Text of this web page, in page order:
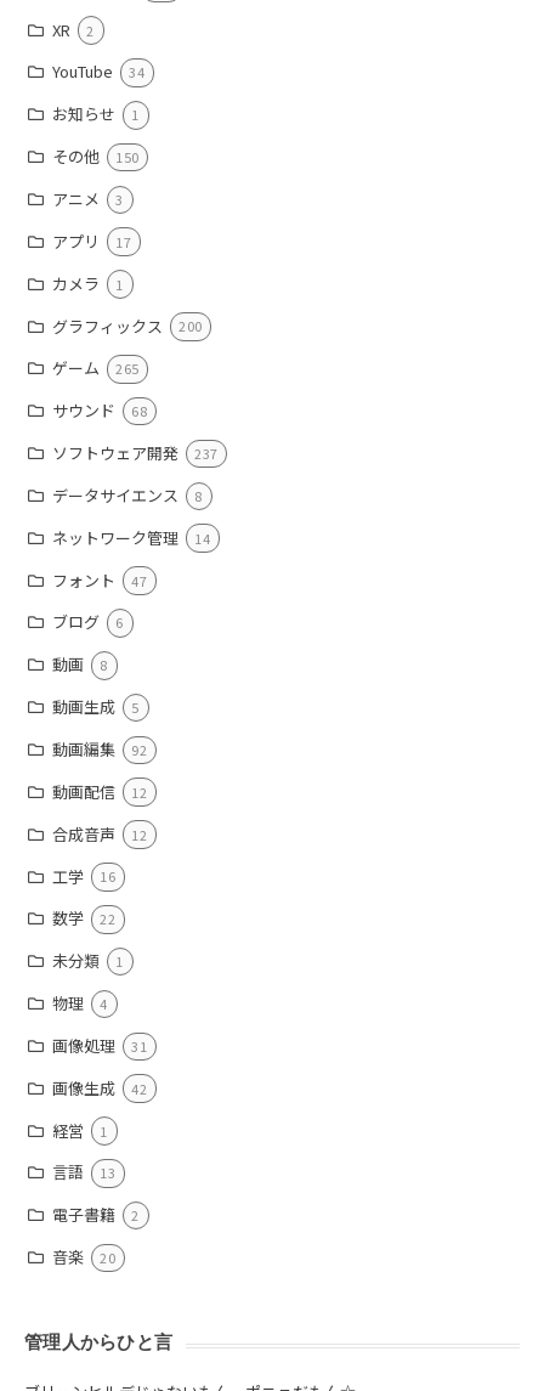
XR 2
YouTube 34
お知らせ 1
その他 150
アニメ 3
アプリ 17
カメラ 1
グラフィックス 200
ゲーム 265
サウンド 68
ソフトウェア開発 237
データサイエンス 8
ネットワーク管理 14
フォント 47
ブログ 6
動画 8
動画生成 5
動画編集 92
動画配信 12
合成音声 12
工学 16
数学 22
未分類 1
物理 4
画像処理 31
画像生成 42
経営 1
言語 13
電子書籍 2
音楽 20
管理人からひと言